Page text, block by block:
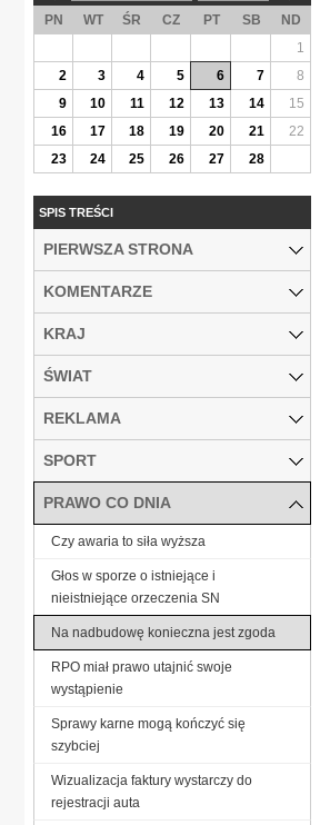
PN WT ŚR CZ PT SB
ND
1
2
3 4 5 6 7
8
9
10 11 12 13 14
15
16
17 18 19 20 21
22
23
24 25 26 27 28
SPIS TREŚCI
PIERWSZA STRONA
KOMENTARZE
KRAJ
ŚWIAT
REKLAMA
SPORT
PRAWO CO DNIA
Czy awaria to siła wyższa
Głos w sporze o istniejące i
nieistniejące orzeczenia SN
Na nadbudowę konieczna jest zgoda
RPO miał prawo utajnić swoje
wystąpienie
Sprawy karne mogą kończyć się
szybciej
Wizualizacja faktury wystarczy do
rejestracji auta